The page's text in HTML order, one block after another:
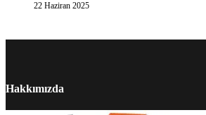
22 Haziran 2025
Hakkımızda